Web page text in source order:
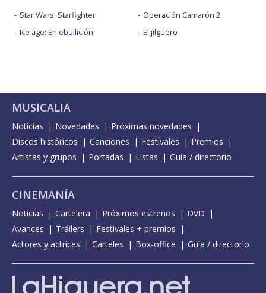
Star Wars: Starfighter
Ice age: En ebullición
Operación Camarón 2
El jilguero
MUSICALIA
Noticias Novedades
Próximas novedades
Discos históricos
Canciones Festivales
Premios
Artistas y grupos
Portadas Listas Guía / directorio
CINEMANÍA
Noticias Cartelera Próximos estrenos
DVD
Avances
Tráilers
Festivales + premios
Actores y actrices
Carteles Box-office Guía / directorio